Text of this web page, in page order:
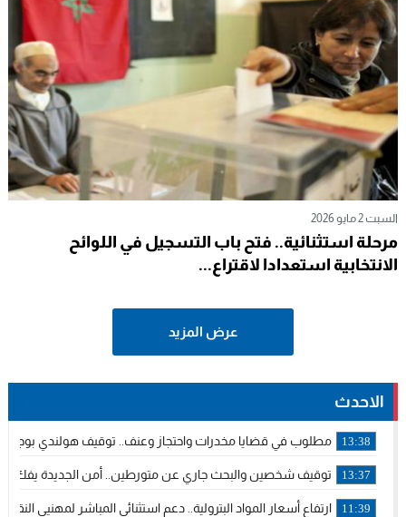
السبت 2 مايو 2026
مرحلة استثنائية.. فتح باب التسجيل في اللوائح
الانتخابية استعدادا لاقتراع...
عرض المزيد
الاحدث
13:38 مطلوب في قضايا مخدرات واحتجاز وعنف.. توقيف هولندي بوجدة
13:37 توقيف شخصين والبحث جاري عن متورطين.. أمن الجديدة يفك
11:39 ارتفاع أسعار المواد البترولية.. دعم استثنائي المباشر لمهنيي